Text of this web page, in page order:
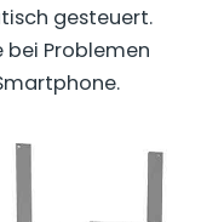
gesteuert.
Problemen